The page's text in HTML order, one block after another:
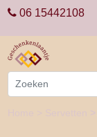
06 15442108